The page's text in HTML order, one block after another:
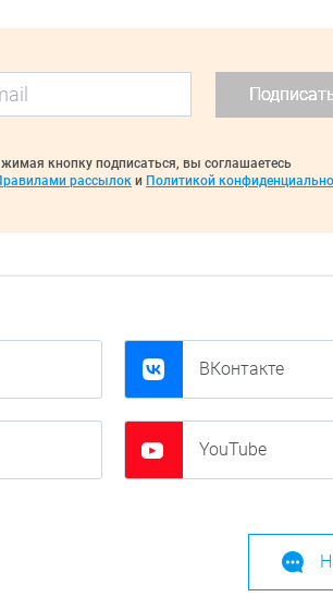
кнопку подписаться, вы соглашаетесь
рассылок и Политикой
ВКонтакте
YouTube